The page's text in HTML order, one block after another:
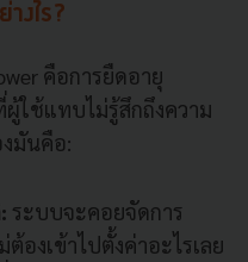
งไร?
คือการยืดอายุ
ใช้แทบไม่รู้สึกถึงความ
มันคือ:
ระบบจะคอยจัดการ
ต้องเข้าไปตั้งค่าอะไรเลย